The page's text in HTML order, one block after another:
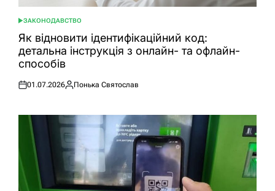
ОПУБЛІКУВАТИ
У
ЗАКОНОДАВСТВО
Як відновити ідентифікаційний код:
детальна інструкція з онлайн- та офлайн-
способів
Оприлюднено
01.07.2026
Опубліковано
Понька Святослав